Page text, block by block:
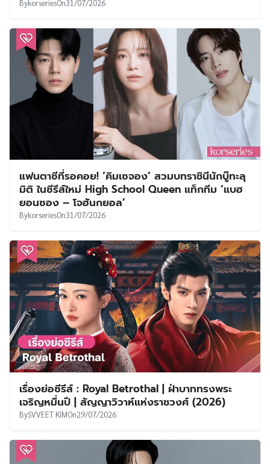
BykorseriesOn31/07/2026
แฟนตาซีที่รอคอย! ‘คิมเซจอง’ สวมบทราชินีนักบู๊ทะลุ
มิติ ในซีรีส์ใหม่ High School Queen แท็กทีม ‘แบฮ
ยอนซอง – โจฮันกยอล’
BykorseriesOn31/07/2026
เรื่องย่อซีรีส์ : Royal Betrothal | ฝ่าบาททรงพระ
เจริญหมื่นปี | สัญญาวิวาห์แห่งราชวงศ์ (2026)
BySVVEET KIMOn29/07/2026